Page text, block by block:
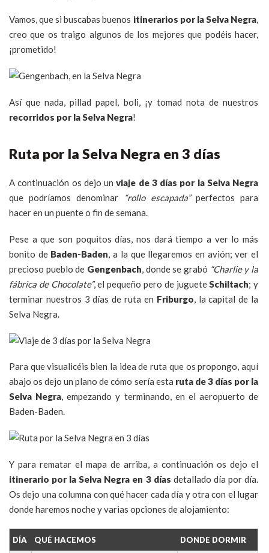
Vamos, que si buscabas buenos itinerarios por la Selva Negra,
creo que os traigo algunos de los mejores que podéis hacer,
¡prometido!
Así que nada, pillad papel, boli, ¡y tomad nota de nuestros
recorridos por la Selva Negra!
Ruta por la Selva Negra en 3 días
A continuación os dejo unviaje de 3 días por la Selva Negra
que podríamos denominar
“rollo escapada”perfectos para
hacer en un puente o fin de semana.
Pese a que son poquitos días, nos dará tiempo a ver lo más
bonito de Baden-Baden, a la que llegaremos en avión; ver el
precioso pueblo de Gengenbach, donde se grabó “Charlie y la
fábrica de Chocolate”, el pequeño pero de jugueteSchiltach; y
terminar nuestros 3 días de ruta en Friburgo, la capital de la
Selva Negra.
Para que visualicéis bien la idea de ruta que os propongo, aquí
abajo os dejo un plano de cómo sería esta ruta de 3 días por la
Selva Negra, empezando y terminando, en el aeropuerto de
Baden-Baden.
Y para rematar el mapa de arriba, a continuación os dejo el
itinerario por la Selva Negra en 3 días detallado día por día.
Os dejo una columna con qué hacer cada día y otra con el lugar
donde haremos noche y varias opciones de alojamiento:
DÍA QUÉ HACEMOS DONDE DORMIR